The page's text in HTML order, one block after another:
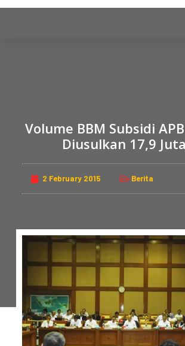
Volume BBM Subsidi
Diusulkan 17,9
2 February 2015 Berita